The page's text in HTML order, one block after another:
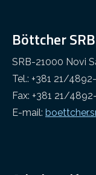
Böttcher
SRB-21000 Novi
Tel.: +381 21/
Fax: +381 21/
E-mail: